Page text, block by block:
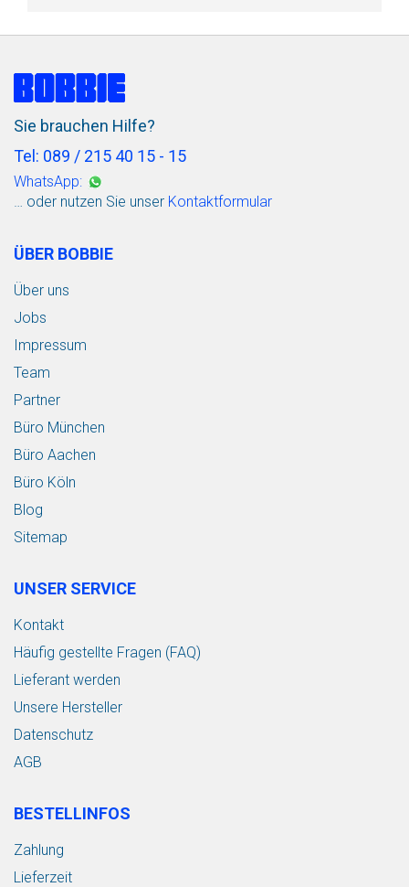
Sie brauchen Hilfe?
Tel: 089 / 215 40 15 - 15
WhatsApp:
… oder nutzen Sie unser Kontaktformular
ÜBER BOBBIE
Über uns
Jobs
Impressum
Team
Partner
Büro München
Büro Aachen
Büro Köln
Blog
Sitemap
UNSER SERVICE
Kontakt
Häufig gestellte Fragen (FAQ)
Lieferant werden
Unsere Hersteller
Datenschutz
AGB
BESTELLINFOS
Zahlung
Lieferzeit